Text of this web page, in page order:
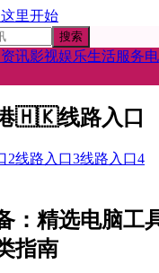
这里开始
搜索
讯影视娱乐生活服务
🇭🇰线路入口
2线路入口3线路入口4
：精选电脑工
指南